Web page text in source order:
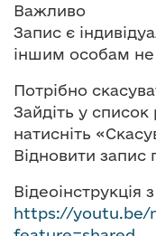
Важливо
Запис є
іншим особам
Потрібно
Зайдіть у список
натисніть
Відновити запис
Відеоінструкція
https://youtu.be/